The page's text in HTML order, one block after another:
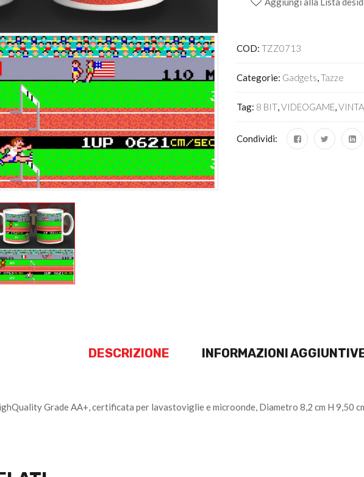
COD: TZZ0713
Categorie: Gadgets,Tazze
Tag: 8 BIT,VIDEOGAME,
Condividi:
DESCRIZIONE INFORMAZIONI
Grade AA+, certificata per lavastoviglie e microonde, Diametro 8,2 cm H 9,50